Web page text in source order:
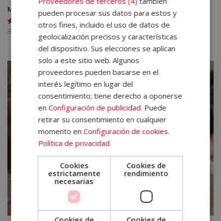
Máster en Estrategia, Innovación y Control de Gestión
Valorado
con
3.560,00
El
precio
original
era:
3.560,00€.
El
precio
actual
es:
890,00€.
pueden procesar sus datos para estos y
otros fines, incluido el uso de datos de
geolocalización precisos y características
del dispositivo. Sus elecciones se aplican
solo a este sitio web. Algunos
proveedores pueden basarse en el
interés legítimo en lugar del
consentimiento; tiene derecho a oponerse
enConfiguración de publicidad. Puede
retirar su consentimiento en cualquier
momento enConfiguración de cookies.
Política de privacidad
Cookies
estrictamente
necesarias
Cookies de
rendimiento